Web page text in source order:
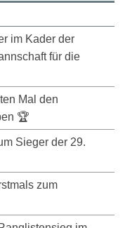
im Kader der
für die
Mal den
🏆
Sieger der 29.
zum